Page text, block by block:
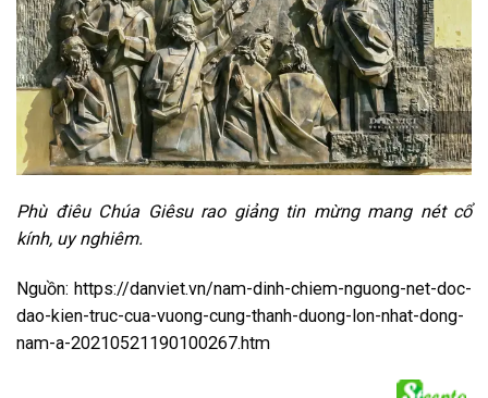
Phù điêu Chúa Giêsu rao giảng tin mừng mang nét cổ
kính, uy nghiêm.
Nguồn: https://danviet.vn/nam-dinh-chiem-nguong-net-doc-
dao-kien-truc-cua-vuong-cung-thanh-duong-lon-nhat-dong-
nam-a-20210521190100267.htm